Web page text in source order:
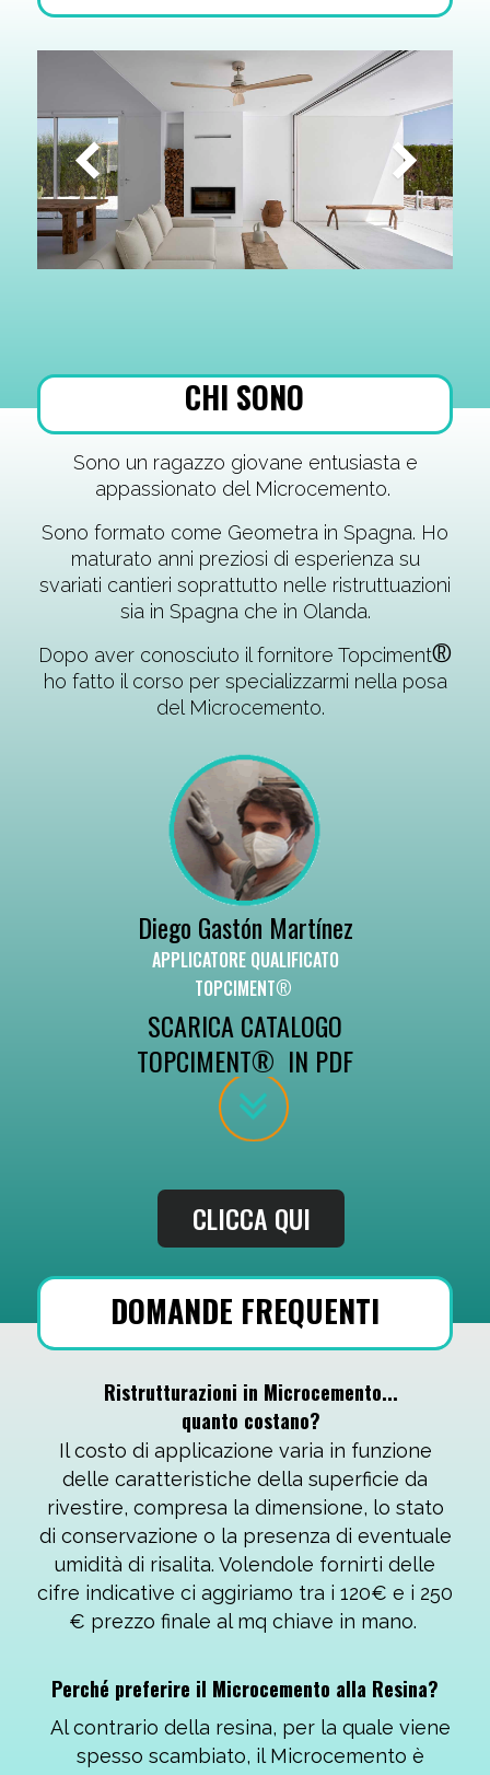
MICROCEMENTO SU
PARETI
Carmen House Denia, Spagna
Sono un ragazzo giovane entusiasta e
appassionato del Microcemento.
Sono formato come Geometra in Spagna. Ho
maturato anni preziosi di esperienza su
svariati cantieri soprattutto nelle ristruttuazioni
sia in Spagna che in Olanda.
Dopo aver conosciuto il fornitore Topciment®
ho fatto il corso per specializzarmi nella posa
del Microcemento.
CHI SONO
Diego Gastón Martínez
Ristrutturazioni in Microcemento...
quanto costano?
DOMANDE FREQUENTI
APPLICATORE QUALIFICATO
TOPCIMENT®
Il costo di applicazione varia in funzione
delle caratteristiche della superficie da
rivestire, compresa la dimensione, lo stato
di conservazione o la presenza di eventuale
umidità di risalita. Volendole fornirti delle
cifre indicative ci aggiriamo tra i 120€ e i 250
€ prezzo finale al mq chiave in mano.
Perché preferire il Microcemento alla Resina?
Al contrario della resina, per la quale viene
spesso scambiato, il Microcemento è
SCARICA CATALOGO
TOPCIMENT® IN PDF
CLICCA QUI